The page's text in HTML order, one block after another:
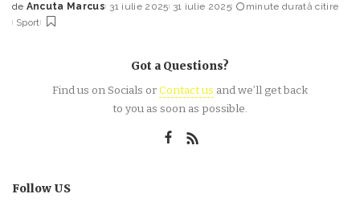
Posted
by
de Ancuta Marcus 31 iulie 2025 31 iulie 2025
minute durată citire
Sport
Got a Questions?
Find us on Socials orContact us and we’ll get back
to you as soon as possible.
Follow US